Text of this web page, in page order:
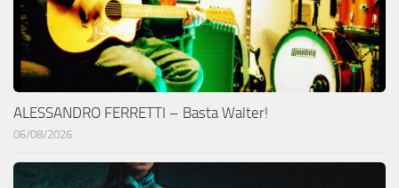
ALESSANDRO FERRETTI – Basta Walter!
06/08/2026